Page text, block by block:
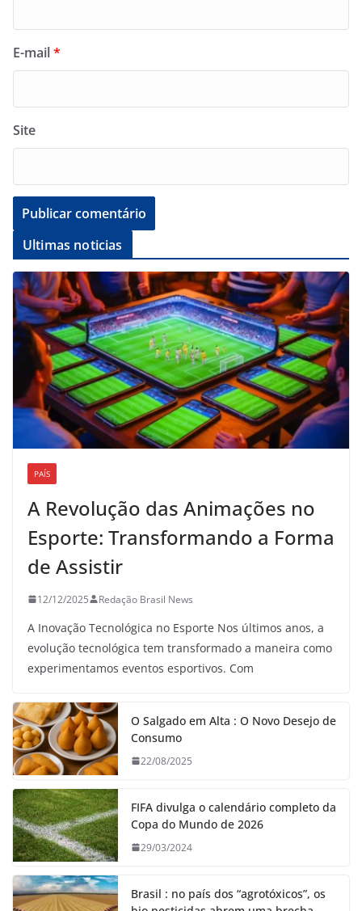
E-mail*
Site
Ultimas noticias
PAÍS
A Revolução das Animações no
Esporte: Transformando a Forma
de Assistir
12/12/2025 Redação Brasil News
A Inovação Tecnológica no Esporte Nos últimos anos, a
evolução tecnológica tem transformado a maneira como
experimentamos eventos esportivos. Com
O Salgado em Alta : O Novo Desejo de
Consumo
22/08/2025
FIFA divulga o calendário completo da
Copa do Mundo de 2026
29/03/2024
Brasil : no país dos “agrotóxicos”, os